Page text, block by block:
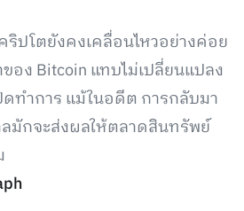
ริปโตยังคงเคลื่อนไหวอย่างค่อย
อง Bitcoin แทบไม่เปลี่ยนแปลง
ทำการ แม้ในอดีต การกลับมา
มักจะส่งผลให้ตลาดสินทรัพย์